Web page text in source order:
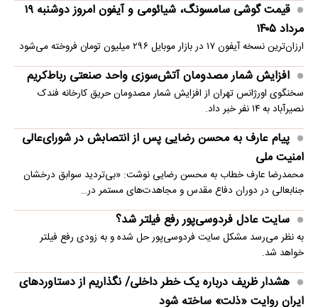
قیمت گوشی سامسونگ، شیائومی و آیفون امروز دوشنبه ۱۹
مرداد ۱۴۰۵
ارزان‌ترین نسخه آیفون ۱۷ در بازار موبایل ۲۹۶ میلیون تومان فروخته می‌شود
افزایش شمار مصدومان آتش‌سوزی واحد صنعتی رباط‌کریم
سخنگوی اورژانس تهران از افزایش شمار مصدومان حریق کارخانه فندک
نصیرآباد به ۱۴ نفر خبر داد.
پیام عارف به محسن رضایی پس از انتصابش در شورای‌عالی
امنیت ملی
محمدرضا عارف خطاب به محسن رضایی نوشت: «بی‌تردید سوابق درخشان
جنابعالی در دوران دفاع مقدس و مجاهدت‌های مستمر در…
سایت عادل فردوسی‌پور رفع فیلتر شد؟
به نظر می‌رسد مشکل سایت فردوسی‌پور حل شده و به زودی رفع فیلتر
خواهد شد.
هشدار ظریف درباره یک خطر داخلی/ نگذاریم از دستاوردهای
ایران روایت «ذلت» ساخته شود